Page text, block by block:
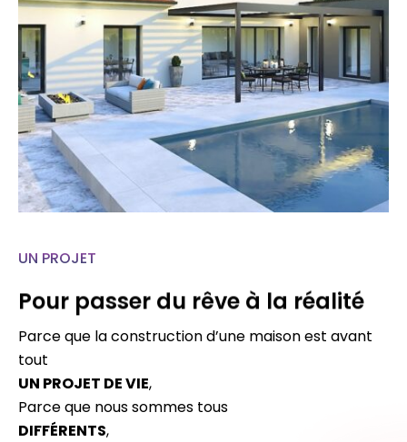
UN PROJET
Pour passer du rêve à la réalité
Parce que la construction d’une maison est avant
tout
UN PROJET DE VIE,
Parce que nous sommes tous
DIFFÉRENTS,